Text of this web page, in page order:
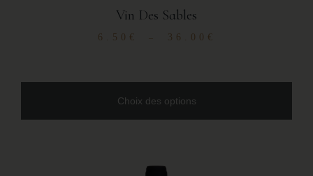
Vin Des Sables
6.50 € 36.00 €
Choix des options